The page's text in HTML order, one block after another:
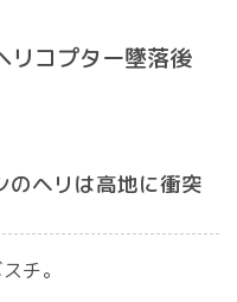
リコプター墜落後
のヘリは高地に衝突
チ。